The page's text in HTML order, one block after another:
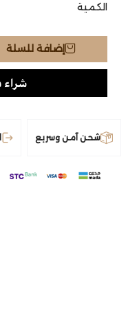
الكمية
إضافة للسلة
شحن آمن وسريع